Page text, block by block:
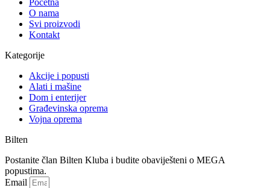
Početna
O nama
Svi proizvodi
Kontakt
Kategorije
Akcije i popusti
Alati i mašine
Dom i enterijer
Građevinska oprema
Vojna oprema
Bilten
Postanite član Bilten Kluba i budite obaviješteni o MEGA
popustima.
Email